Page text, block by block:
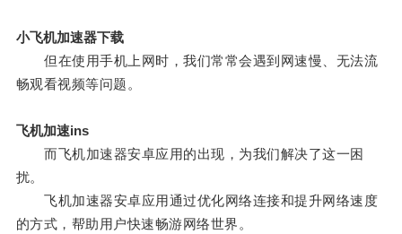
小飞机加速器下载
但在使用手机上网时，我们常常会遇到网速慢、无法流
畅观看视频等问题。
飞机加速ins
而飞机加速器安卓应用的出现，为我们解决了这一困
扰。
飞机加速器安卓应用通过优化网络连接和提升网络速度
的方式，帮助用户快速畅游网络世界。